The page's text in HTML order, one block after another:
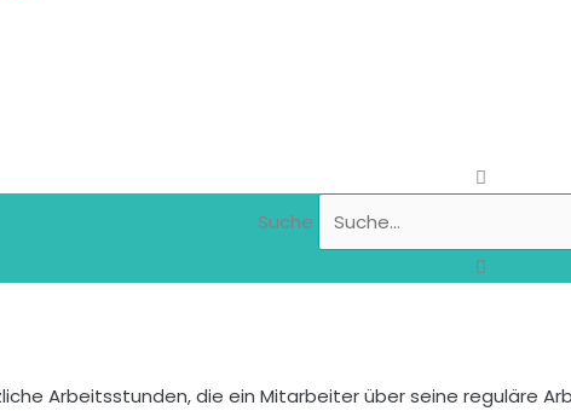
Suche
Arbeitsstunden, die ein Mitarbeiter über seine reguläre